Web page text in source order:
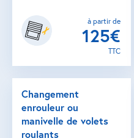
à partir de
125€
TTC
Changement
enrouleur ou
manivelle de volets
roulants